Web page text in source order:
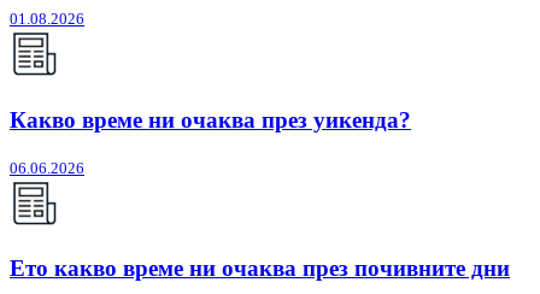
01.08.2026
Какво време ни очаква през уикенда?
06.06.2026
Ето какво време ни очаква през почивните дни